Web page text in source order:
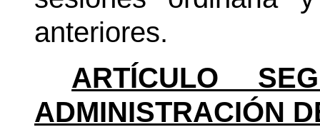
anteriores.
ARTÍCULO
ADMINISTRACIÓN